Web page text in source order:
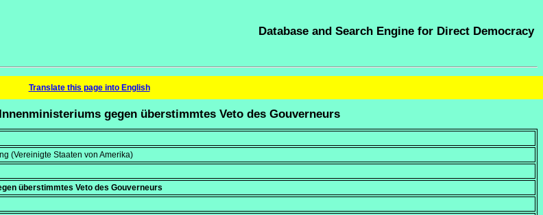
Database and Search Engine for Direct Democracy
Translate this page into English
gegen überstimmtes Veto des Gouverneurs
(Vereinigte Staaten von Amerika)
überstimmtes Veto des Gouverneurs